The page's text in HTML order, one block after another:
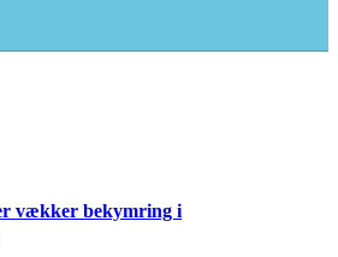
vækker bekymring i